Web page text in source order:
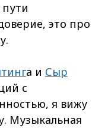
это про
а и Сыр
с
я вижу
Музыкальная